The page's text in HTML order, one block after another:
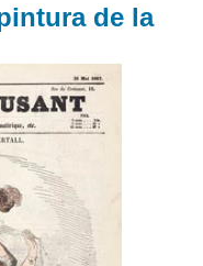
de la